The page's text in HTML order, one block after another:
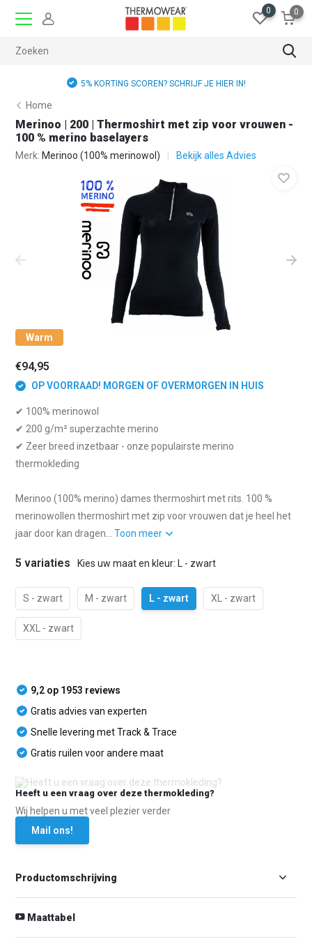
0 0
GRATIS RUILEN
Home
Merinoo | 200 | Thermoshirt met zip voor vrouwen -
100 % merino baselayers
Merk: Merinoo (100% merinowol) Bekijk alles Advies
Warm
€94,95
OP VOORRAAD! MORGEN OF OVERMORGEN IN HUIS
✔ 100% merinowol
✔ 200 g/m² superzachte merino
✔ Zeer breed inzetbaar - onze populairste merino
thermokleding
Merinoo (100% merino) dames thermoshirt met rits. 100 %
merinowollen thermoshirt met zip voor vrouwen dat je heel het
jaar door kan dragen...Toon meer
5 variaties Kies uw maat en kleur: L - zwart
S - zwart M - zwart L - zwart XL - zwart
XXL - zwart
9,2 op 1953 reviews
Gratis advies van experten
Snelle levering met Track & Trace
Gratis ruilen voor andere maat
Heeft u een vraag over deze thermokleding?
Wij helpen u met veel plezier verder
Mail ons!
Productomschrijving
Maattabel